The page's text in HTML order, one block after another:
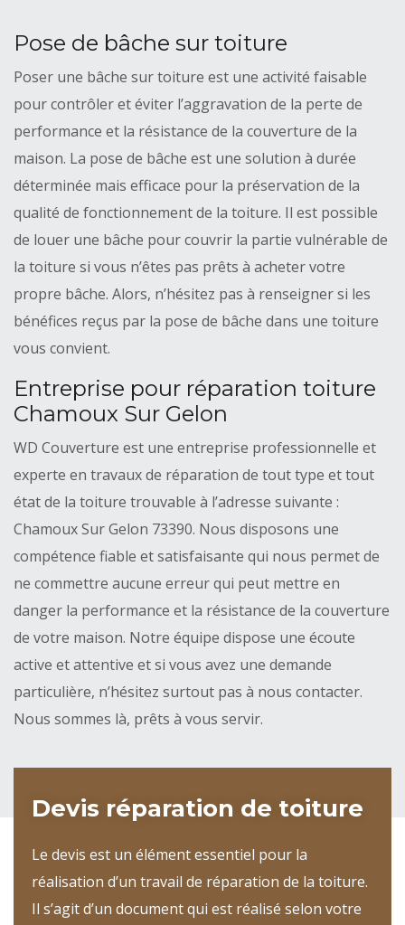
Pose de bâche sur toiture
Poser une bâche sur toiture est une activité faisable
pour contrôler et éviter l’aggravation de la perte de
performance et la résistance de la couverture de la
maison. La pose de bâche est une solution à durée
déterminée mais efficace pour la préservation de la
qualité de fonctionnement de la toiture. Il est possible
de louer une bâche pour couvrir la partie vulnérable de
la toiture si vous n’êtes pas prêts à acheter votre
propre bâche. Alors, n’hésitez pas à renseigner si les
bénéfices reçus par la pose de bâche dans une toiture
vous convient.
Entreprise pour réparation toiture
Chamoux Sur Gelon
WD Couverture est une entreprise professionnelle et
experte en travaux de réparation de tout type et tout
état de la toiture trouvable à l’adresse suivante :
Chamoux Sur Gelon 73390. Nous disposons une
compétence fiable et satisfaisante qui nous permet de
ne commettre aucune erreur qui peut mettre en
danger la performance et la résistance de la couverture
de votre maison. Notre équipe dispose une écoute
active et attentive et si vous avez une demande
particulière, n’hésitez surtout pas à nous contacter.
Nous sommes là, prêts à vous servir.
Devis réparation de toiture
Le devis est un élément essentiel pour la
réalisation d’un travail de réparation de la toiture.
Il s’agit d’un document qui est réalisé selon votre